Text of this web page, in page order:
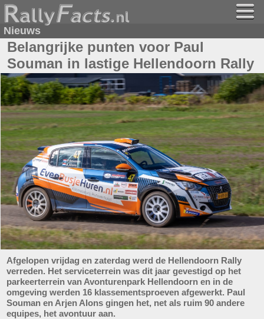
Nieuws
Belangrijke punten voor Paul
Souman in lastige Hellendoorn Rally
Afgelopen vrijdag en zaterdag werd de Hellendoorn Rally
verreden. Het serviceterrein was dit jaar gevestigd op het
parkeerterrein van Avonturenpark Hellendoorn en in de
omgeving werden 16 klassementsproeven afgewerkt. Paul
Souman en Arjen Alons gingen het, net als ruim 90 andere
equipes, het avontuur aan.